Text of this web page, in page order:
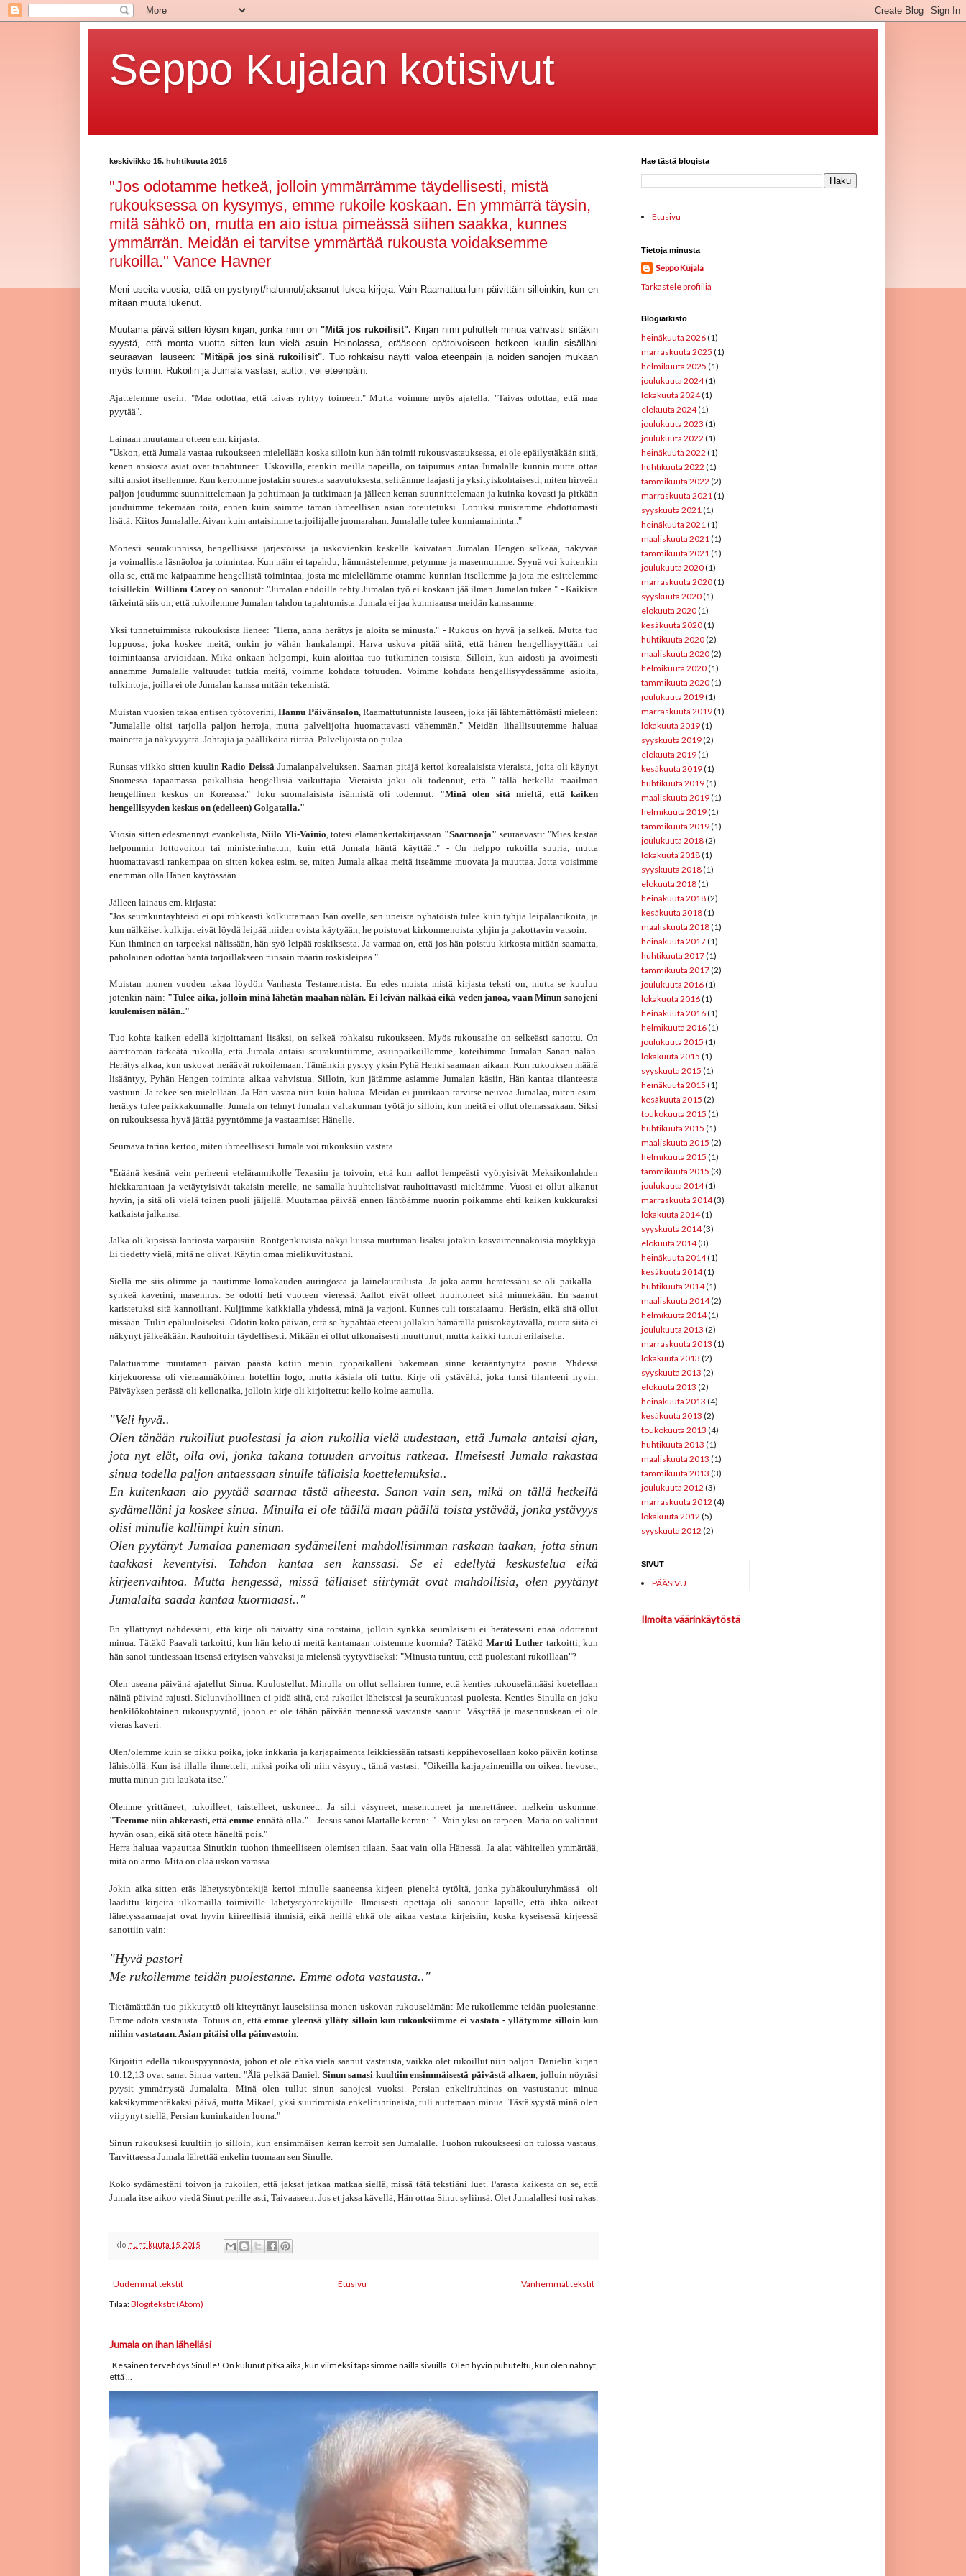
Seppo Kujalan kotisivut
keskiviikko 15. huhtikuuta 2015
"Jos odotamme hetkeä, jolloin ymmärrämme täydellisesti, mistä
rukouksessa on kysymys, emme rukoile koskaan. En ymmärrä täysin,
mitä sähkö on, mutta en aio istua pimeässä siihen saakka, kunnes
ymmärrän. Meidän ei tarvitse ymmärtää rukousta voidaksemme
rukoilla." Vance Havner
Meni useita vuosia, että en pystynyt/halunnut/jaksanut lukea kirjoja. Vain Raamattua luin päivittäin silloinkin, kun en
mitään muuta lukenut.
Muutama päivä sitten löysin kirjan, jonka nimi on "Mitä jos rukoilisit". Kirjan nimi puhutteli minua vahvasti siitäkin
syystä, että monta vuotta sitten kun vielä asuin Heinolassa, erääseen epätoivoiseen hetkeen kuulin sisälläni
seuraavan lauseen: "Mitäpä jos sinä rukoilisit". Tuo rohkaisu näytti valoa eteenpäin ja noiden sanojen mukaan
myös toimin. Rukoilin ja Jumala vastasi, auttoi, vei eteenpäin.
Ajattelemme usein: "Maa odottaa, että taivas ryhtyy toimeen." Mutta voimme myös ajatella: "Taivas odottaa, että maa
pyytää".
Lainaan muutaman otteen em. kirjasta.
"Uskon, että Jumala vastaa rukoukseen mielellään koska silloin kun hän toimii rukousvastauksessa, ei ole epäilystäkään siitä,
kenen ansiosta asiat ovat tapahtuneet. Uskovilla, etenkin meillä papeilla, on taipumus antaa Jumalalle kunnia mutta ottaa
silti ansiot itsellemme. Kun kerromme jostakin suuresta saavutuksesta, selitämme laajasti ja yksityiskohtaisesti, miten hirveän
paljon joudumme suunnittelemaan ja pohtimaan ja tutkimaan ja jälleen kerran suunnittelemaan ja kuinka kovasti ja pitkään
jouduimme tekemään töitä, ennen kuin saimme tämän ihmeellisen asian toteutetuksi. Lopuksi muistamme ehdottomasti
lisätä: Kiitos Jumalalle. Aivan kuin antaisimme tarjoilijalle juomarahan. Jumalalle tulee kunniamaininta.."
Monesti seurakunnissa, hengellisissä järjestöissä ja uskovienkin keskellä kaivataan Jumalan Hengen selkeää, näkyvää
ja voimallista läsnäoloa ja toimintaa. Kun näin ei tapahdu, hämmästelemme, petymme ja masennumme. Syynä voi kuitenkin
olla se, että me kaipaamme hengellistä toimintaa, josta me mielellämme otamme kunnian itsellemme ja jota me esittelemme
toisillekin.William Careyon sanonut: "Jumalan ehdoilla tehty Jumalan työ ei koskaan jää ilman Jumalan tukea." - Kaikista
tärkeintä siis on, että rukoilemme Jumalan tahdon tapahtumista. Jumala ei jaa kunniaansa meidän kanssamme.
Yksi tunnetuimmista rukouksista lienee: "Herra, anna herätys ja aloita se minusta." - Rukous on hyvä ja selkeä. Mutta tuo
loppuosa, joka koskee meitä, onkin jo vähän hankalampi. Harva uskova pitää siitä, että hänen hengellisyyttään tai
toimintaansa arvioidaan. Mikä onkaan helpompi, kuin aloittaa tuo tutkiminen toisista. Silloin, kun aidosti ja avoimesti
annamme Jumalalle valtuudet tutkia meitä, voimme kohdata totuuden. Voimme kohdata hengellisyydessämme asioita,
tulkintoja, joilla ei ole Jumalan kanssa mitään tekemistä.
Muistan vuosien takaa entisen työtoverini,Hannu Päivänsalon, Raamattutunnista lauseen, joka jäi lähtemättömästi mieleen:
"Jumalalle olisi tarjolla paljon herroja, mutta palvelijoita huomattavasti vähemmän." Meidän lihallisuutemme haluaa
mainetta ja näkyvyyttä. Johtajia ja päälliköitä riittää. Palvelijoista on pulaa.
Runsas viikko sitten kuulinRadio Deissä Jumalanpalveluksen. Saarnan pitäjä kertoi korealaisista vieraista, joita oli käynyt
Suomessa tapaamassa paikallisia hengellisiä vaikuttajia. Vieraista joku oli todennut, että "..tällä hetkellä maailman
hengellinen keskus on Koreassa." Joku suomalaisista isännistä oli todennut: "Minä olen sitä mieltä, että kaiken
hengellisyyden keskus on (edelleen) Golgatalla."
Vuosia sitten edesmennyt evankelista, Niilo Yli-Vainio , totesi elämänkertakirjassaan "Saarnaaja" seuraavasti: "Mies kestää
helpommin lottovoiton tai ministerinhatun, kuin että Jumala häntä käyttää.." - On helppo rukoilla suuria, mutta
huomattavasti rankempaa on sitten kokea esim. se, miten Jumala alkaa meitä itseämme muovata ja muuttaa. Jotta voisimme
enemmän olla Hänen käytössään.
Jälleen lainaus em. kirjasta:
"Jos seurakuntayhteisö ei opi rohkeasti kolkuttamaan Isän ovelle, sen upeista pyhätöistä tulee kuin tyhjiä leipälaatikoita, ja
kun nälkäiset kulkijat eivät löydä leipää niiden ovista käytyään, he poistuvat kirkonmenoista tyhjin ja pakottavin vatsoin.
Kun ihminen on tarpeeksi nälissään, hän syö leipää roskiksesta. Ja varmaa on, että jos hän poistuu kirkosta mitään saamatta,
paholainen odottaa häntä tarjoillakseen runsain määrin roskisleipää."
Muistan monen vuoden takaa löydön Vanhasta Testamentista. En edes muista mistä kirjasta teksti on, mutta se kuuluu
jotenkin näin: "Tulee aika, jolloin minä lähetän maahan nälän. Ei leivän nälkää eikä veden janoa, vaan Minun sanojeni
kuulemisen nälän.."
Tuo kohta kaiken edellä kirjoittamani lisäksi, on selkeä rohkaisu rukoukseen. Myös rukousaihe on selkeästi sanottu. On
äärettömän tärkeätä rukoilla, että Jumala antaisi seurakuntiimme, asuinpaikoillemme, koteihimme Jumalan Sanan nälän.
Herätys alkaa, kun uskovat heräävät rukoilemaan. Tämänkin pystyy yksin Pyhä Henki saamaan aikaan. Kun rukouksen määrä
lisääntyy, Pyhän Hengen toiminta alkaa vahvistua. Silloin, kun jätämme asiamme Jumalan käsiin, Hän kantaa tilanteesta
vastuun. Ja tekee sen mielellään. Ja Hän vastaa niin kuin haluaa. Meidän ei juurikaan tarvitse neuvoa Jumalaa, miten esim.
herätys tulee paikkakunnalle. Jumala on tehnyt Jumalan valtakunnan työtä jo silloin, kun meitä ei ollut olemassakaan. Siksi
on rukouksessa hyvä jättää pyyntömme ja vastaamiset Hänelle.
Seuraava tarina kertoo, miten ihmeellisesti Jumala voi rukouksiin vastata.
"Eräänä kesänä vein perheeni etelärannikolle Texasiin ja toivoin, että kun aallot lempeästi vyöryisivät Meksikonlahden
hiekkarantaan ja vetäytyisivät takaisin merelle, ne samalla huuhtelisivat rauhoittavasti mieltämme. Vuosi ei ollut alkanut
hyvin, ja sitä oli vielä toinen puoli jäljellä. Muutamaa päivää ennen lähtöämme nuorin poikamme ehti kaiken kukkuraksi
katkaista jalkansa.
Jalka oli kipsissä lantiosta varpaisiin. Röntgenkuvista näkyi luussa murtuman lisäksi jotakin kasvaimennäköisiä möykkyjä.
Ei tiedetty vielä, mitä ne olivat. Käytin omaa mielikuvitustani.
Siellä me siis olimme ja nautimme lomakauden auringosta ja lainelautailusta. Ja joka aamu herätessäni se oli paikalla -
synkeä kaverini, masennus. Se odotti heti vuoteen vieressä. Aallot eivät olleet huuhtoneet sitä minnekään. En saanut
karistetuksi sitä kannoiltani. Kuljimme kaikkialla yhdessä, minä ja varjoni. Kunnes tuli torstaiaamu. Heräsin, eikä sitä ollut
missään. Tulin epäluuloiseksi. Odotin koko päivän, että se hypähtää eteeni jollakin hämärällä puistokäytävällä, mutta siitä ei
näkynyt jälkeäkään. Rauhoituin täydellisesti. Mikään ei ollut ulkonaisesti muuttunut, mutta kaikki tuntui erilaiselta.
Palattuamme muutaman päivän päästä kotiin menin työpaikalleni hakemaan sinne kerääntynyttä postia. Yhdessä
kirjekuoressa oli vieraannäköinen hotellin logo, mutta käsiala oli tuttu. Kirje oli ystävältä, joka tunsi tilanteeni hyvin.
Päiväyksen perässä oli kellonaika, jolloin kirje oli kirjoitettu: kello kolme aamulla.
"Veli hyvä..
Olen tänään rukoillut puolestasi ja aion rukoilla vielä uudestaan, että Jumala antaisi ajan,
jota nyt elät, olla ovi, jonka takana totuuden arvoitus ratkeaa. Ilmeisesti Jumala rakastaa
sinua todella paljon antaessaan sinulle tällaisia koettelemuksia..
En kuitenkaan aio pyytää saarnaa tästä aiheesta. Sanon vain sen, mikä on tällä hetkellä
sydämelläni ja koskee sinua. Minulla ei ole täällä maan päällä toista ystävää, jonka ystävyys
olisi minulle kalliimpi kuin sinun.
Olen pyytänyt Jumalaa panemaan sydämelleni mahdollisimman raskaan taakan, jotta sinun
taakkasi keventyisi. Tahdon kantaa sen kanssasi. Se ei edellytä keskustelua eikä
kirjeenvaihtoa. Mutta hengessä, missä tällaiset siirtymät ovat mahdollisia, olen pyytänyt
Jumalalta saada kantaa kuormaasi.."
En yllättynyt nähdessäni, että kirje oli päivätty sinä torstaina, jolloin synkkä seuralaiseni ei herätessäni enää odottanut
minua. Tätäkö Paavali tarkoitti, kun hän kehotti meitä kantamaan toistemme kuormia? Tätäkö Martti Luther tarkoitti, kun
hän sanoi tuntiessaan itsensä erityisen vahvaksi ja mielensä tyytyväiseksi: "Minusta tuntuu, että puolestani rukoillaan"?
Olen useana päivänä ajatellut Sinua. Kuulostellut. Minulla on ollut sellainen tunne, että kenties rukouselämääsi koetellaan
näinä päivinä rajusti. Sielunvihollinen ei pidä siitä, että rukoilet läheistesi ja seurakuntasi puolesta. Kenties Sinulla on joku
henkilökohtainen rukouspyyntö, johon et ole tähän päivään mennessä vastausta saanut. Väsyttää ja masennuskaan ei ole
vieras kaveri.
Olen/olemme kuin se pikku poika, joka inkkaria ja karjapaimenta leikkiessään ratsasti keppihevosellaan koko päivän kotinsa
lähistöllä. Kun isä illalla ihmetteli, miksi poika oli niin väsynyt, tämä vastasi: "Oikeilla karjapaimenilla on oikeat hevoset,
mutta minun piti laukata itse."
Olemme yrittäneet, rukoilleet, taistelleet, uskoneet.. Ja silti väsyneet, masentuneet ja menettäneet melkein uskomme.
"Teemme niin ahkerasti, että emme ennätä olla." - Jeesus sanoi Martalle kerran: ".. Vain yksi on tarpeen. Maria on valinnut
hyvän osan, eikä sitä oteta häneltä pois."
Herra haluaa vapauttaa Sinutkin tuohon ihmeelliseen olemisen tilaan. Saat vain olla Hänessä. Ja alat vähitellen ymmärtää,
mitä on armo. Mitä on elää uskon varassa.
Jokin aika sitten eräs lähetystyöntekijä kertoi minulle saaneensa kirjeen pieneltä tytöltä, jonka pyhäkouluryhmässä oli
laadittu kirjeitä ulkomailla toimiville lähetystyöntekijöille. Ilmeisesti opettaja oli sanonut lapsille, että ihka oikeat
lähetyssaarnaajat ovat hyvin kiireellisiä ihmisiä, eikä heillä ehkä ole aikaa vastata kirjeisiin, koska kyseisessä kirjeessä
sanottiin vain:
"Hyvä pastori
Me rukoilemme teidän puolestanne. Emme odota vastausta.."
Tietämättään tuo pikkutyttö oli kiteyttänyt lauseisiinsa monen uskovan rukouselämän: Me rukoilemme teidän puolestanne.
Emme odota vastausta. Totuus on, ettäemme yleensä ylläty silloin kun rukouksiimme ei vastata - yllätymme silloin kun
niihin vastataan. Asian pitäisi olla päinvastoin.
Kirjoitin edellä rukouspyynnöstä, johon et ole ehkä vielä saanut vastausta, vaikka olet rukoillut niin paljon. Danielin kirjan
10:12,13 ovat sanat Sinua varten:"Älä pelkää Daniel. Sinun sanasi kuultiin ensimmäisestä päivästä alkaen , jolloin nöyräsi
pyysit ymmärrystä Jumalalta. Minä olen tullut sinun sanojesi vuoksi. Persian enkeliruhtinas on vastustanut minua
kaksikymmentäkaksi päivä, mutta Mikael, yksi suurimmista enkeliruhtinaista, tuli auttamaan minua. Tästä syystä minä olen
viipynyt siellä, Persian kuninkaiden luona."
Sinun rukouksesi kuultiin jo silloin, kun ensimmäisen kerran kerroit sen Jumalalle. Tuohon rukoukseesi on tulossa vastaus.
Tarvittaessa Jumala lähettää enkelin tuomaan sen Sinulle.
Koko sydämestäni toivon ja rukoilen, että jaksat jatkaa matkaa siellä, missä tätä tekstiäni luet. Parasta kaikesta on se, että
Jumala itse aikoo viedä Sinut perille asti, Taivaaseen. Jos et jaksa kävellä, Hän ottaa Sinut syliinsä. Olet Jumalallesi tosi rakas.
klo huhtikuuta 15, 2015
Uudemmat tekstit Vanhemmat tekstit
Etusivu
Tilaa:Blogitekstit (Atom)
Jumala on ihan lähelläsi
Kesäinen tervehdys Sinulle! On kulunut pitkä aika, kun viimeksi tapasimme näillä sivuilla. Olen hyvin puhuteltu, kun olen nähnyt,
että ...
Hae tästä blogista
Etusivu
Tietoja minusta
Seppo Kujala
Tarkastele profiilia
Blogiarkisto
heinäkuuta 2026(1)
marraskuuta 2025 (1)
helmikuuta 2025 (1)
joulukuuta 2024(1)
lokakuuta 2024(1)
elokuuta 2024(1)
joulukuuta 2023 (1)
joulukuuta 2022 (1)
heinäkuuta 2022 (1)
huhtikuuta 2022 (1)
tammikuuta 2022 (2)
marraskuuta 2021(1)
syyskuuta 2021(1)
heinäkuuta 2021(1)
maaliskuuta 2021(1)
tammikuuta 2021(1)
joulukuuta 2020(1)
marraskuuta 2020(1)
syyskuuta 2020(1)
elokuuta 2020(1)
kesäkuuta 2020(1)
huhtikuuta 2020(2)
maaliskuuta 2020(2)
helmikuuta 2020(1)
tammikuuta 2020(1)
joulukuuta 2019(1)
marraskuuta 2019(1)
lokakuuta 2019(1)
syyskuuta 2019(2)
elokuuta 2019(1)
kesäkuuta 2019(1)
huhtikuuta 2019(1)
maaliskuuta 2019(1)
helmikuuta 2019(1)
tammikuuta 2019(1)
joulukuuta 2018(2)
lokakuuta 2018(1)
syyskuuta 2018(1)
elokuuta 2018(1)
heinäkuuta 2018(2)
kesäkuuta 2018(1)
maaliskuuta 2018(1)
heinäkuuta 2017(1)
huhtikuuta 2017(1)
tammikuuta 2017(2)
joulukuuta 2016(1)
lokakuuta 2016(1)
heinäkuuta 2016(1)
helmikuuta 2016(1)
joulukuuta 2015 (1)
lokakuuta 2015 (1)
syyskuuta 2015 (1)
heinäkuuta 2015 (1)
kesäkuuta 2015 (2)
toukokuuta 2015 (1)
huhtikuuta 2015 (1)
maaliskuuta 2015 (2)
helmikuuta 2015 (1)
tammikuuta 2015 (3)
joulukuuta 2014(1)
marraskuuta 2014(3)
lokakuuta 2014(1)
syyskuuta 2014(3)
elokuuta 2014(3)
heinäkuuta 2014(1)
kesäkuuta 2014(1)
huhtikuuta 2014(1)
maaliskuuta 2014(2)
helmikuuta 2014(1)
joulukuuta 2013 (2)
marraskuuta 2013 (1)
lokakuuta 2013 (2)
syyskuuta 2013 (2)
elokuuta 2013 (2)
heinäkuuta 2013 (4)
kesäkuuta 2013 (2)
toukokuuta 2013 (4)
huhtikuuta 2013 (1)
maaliskuuta 2013 (1)
tammikuuta 2013 (3)
joulukuuta 2012 (3)
marraskuuta 2012 (4)
lokakuuta 2012 (5)
syyskuuta 2012 (2)
SIVUT
PÄÄSIVU
Ilmoita väärinkäytöstä